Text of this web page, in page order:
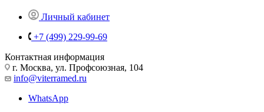
Личный кабинет
+7 (499) 229-99-69
Контактная информация
г. Москва, ул. Профсоюзная, 104
info@viterramed.ru
WhatsApp